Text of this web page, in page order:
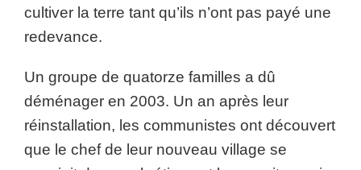
cultiver la terre tant qu’ils n’ont pas payé une
redevance.
Un groupe de quatorze familles a dû
déménager en 2003. Un an après leur
réinstallation, les communistes ont découvert
que le chef de leur nouveau village se